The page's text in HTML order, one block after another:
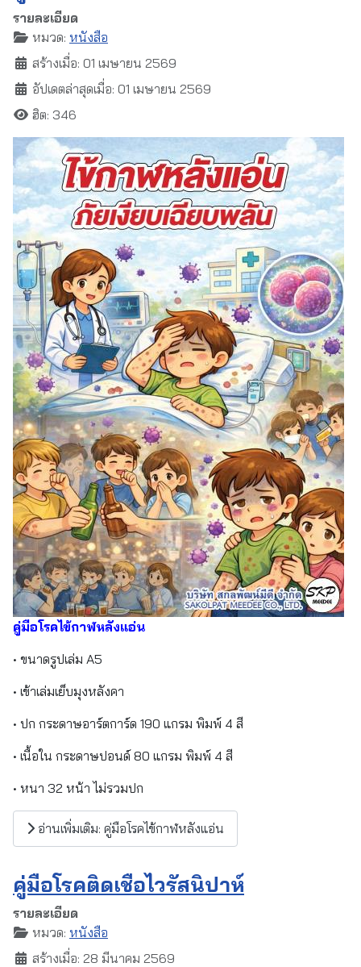
รายละเอียด
หมวด: หนังสือ
สร้างเมื่อ: 01 เมษายน 2569
อัปเดตล่าสุดเมื่อ: 01 เมษายน 2569
ฮิต: 346
คู่มือโรคไข้กาฬหลังแอ่น
• ขนาดรูปเล่ม A5
• เข้าเล่มเย็บมุงหลังคา
• ปก กระดาษอาร์ตการ์ด 190 แกรม พิมพ์ 4 สี
• เนื้อใน กระดาษปอนด์ 80 แกรม พิมพ์ 4 สี
• หนา 32 หน้า ไม่รวมปก
อ่านเพิ่มเติม: คู่มือโรคไข้กาฬหลังแอ่น
คู่มือโรคติดเชื้อไวรัสนิปาห์
รายละเอียด
หมวด: หนังสือ
สร้างเมื่อ: 28 มีนาคม 2569